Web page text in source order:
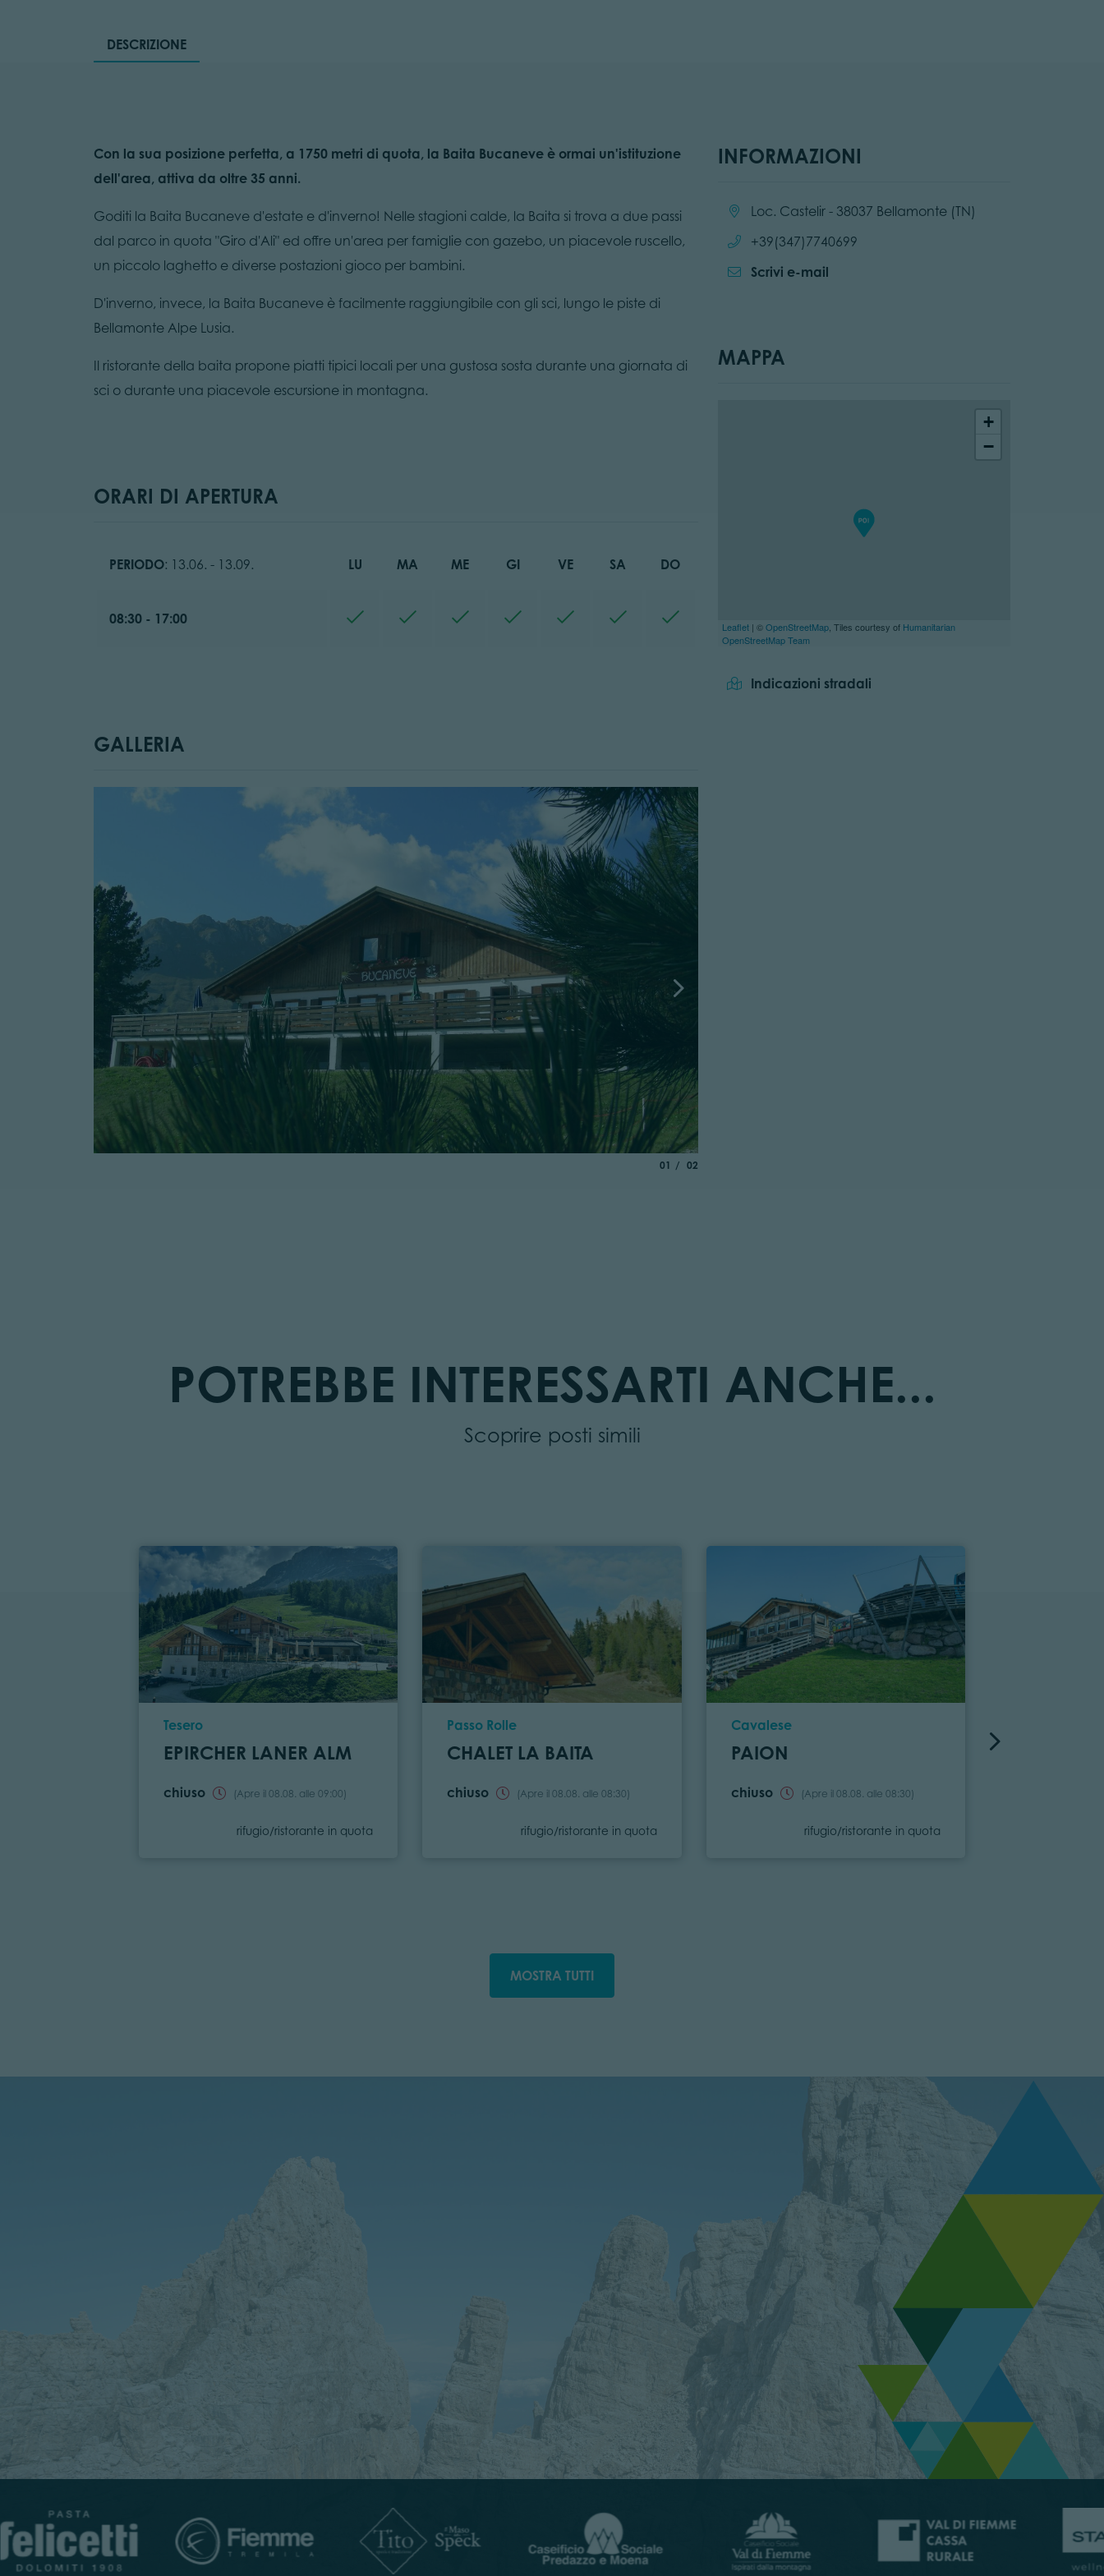
DESCRIZIONE
Con la sua posizione perfetta, a 1750 metri di quota, la Baita Bucaneve è ormai un'istituzione
dell'area, attiva da oltre 35 anni.
Goditi la Baita Bucaneve d'estate e d'inverno! Nelle stagioni calde, la Baita si trova a due passi
dal parco in quota "Giro d'Ali" ed offre un'area per famiglie con gazebo, un piacevole ruscello,
un piccolo laghetto e diverse postazioni gioco per bambini.
D'inverno, invece, la Baita Bucaneve è facilmente raggiungibile con gli sci, lungo le piste di
Bellamonte Alpe Lusia.
Il ristorante della baita propone piatti tipici locali per una gustosa sosta durante una giornata di
sci o durante una piacevole escursione in montagna.
ORARI DI APERTURA
PERIODO: 13.06. - 13.09. LU MA ME GI VE SA DO
08:30 - 17:00
GALLERIA
aria.slide_indicator.prefix
01 di
02
INFORMAZIONI
Località:Loc. Castelir - 38037 Bellamonte (TN)
Chiama:
+39(347)7740699
Scrivi e-mail
MAPPA
+
−
Leaflet | ©OpenStreetMap , Tiles courtesy of Humanitarian
OpenStreetMap Team
Indicazioni stradali
POTREBBE INTERESSARTI ANCHE...
Scoprire posti simili
Località
Tesero
EPIRCHER LANER ALM
chiuso (Apre il 08.08. alle 09:00)
Categoria
rifugio/ristorante in quota
Località
Passo Rolle
CHALET LA BAITA
chiuso (Apre il 08.08. alle 08:30)
Categoria
rifugio/ristorante in quota
Località
Cavalese
PAION
chiuso (Apre il 08.08. alle 08:30)
Categoria
rifugio/ristorante in quota
MOSTRA TUTTI